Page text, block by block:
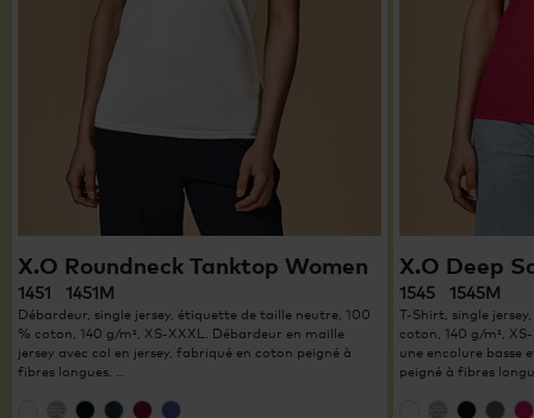
X.O Roundneck Tanktop Women
1451 1451M
Débardeur, single jersey, étiquette de taille neutre, 100
% coton, 140 g/m², XS-XXXL. Débardeur en maille
jersey avec col en jersey, fabriqué en coton peigné à
fibres longues. …
X.O Deep
1545 1545M
T-Shirt, single
coton, 140 g/m²,
une encolure basse
peigné à fibres